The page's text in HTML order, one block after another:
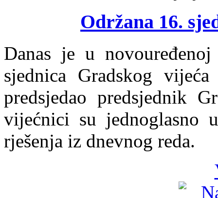
Održana 16.
Danas je u
sjednica Gradskog
predsjedao predsjednik
vijećnici su jednoglasno
rješenja iz dnevnog reda.